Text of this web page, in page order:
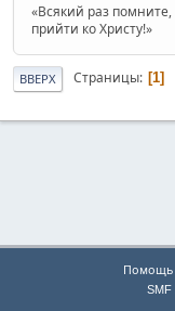
«Всякий раз
прийти ко Христу!»
ВВЕРХ Страницы 1
Помощь
SMF